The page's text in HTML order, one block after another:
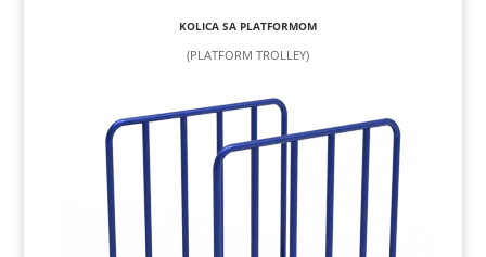
KOLICA SA PLATFORMOM
(PLATFORM TROLLEY)